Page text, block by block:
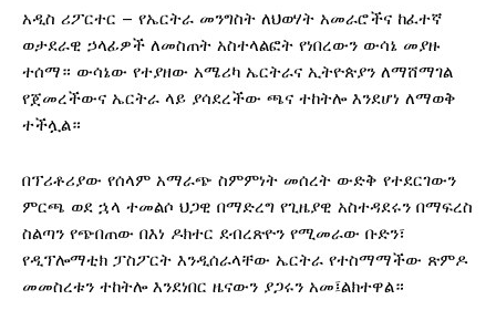
አዲስ ሪፖርተር – የኤርትራ መንግስት ለህወሃት አመራሮችና ከፈተኛ
ወታደራዊ ኃላፊዎች ለመስጠት አስተላልፎት የነበረውን ውሳኔ መያዙ
ተሰማ። ውሳኔው የተያዘው አሜሪካ ኤርትራና ኢትዮጵያን ለማሸማገል
የጀመረችውና ኤርትራ ላይ ያሳደረችው ጫና ተከትሎ እንደሆነ ለማወቅ
ተችሏል።
በፕሪቶሪያው የሰላም አማራጭ ስምምነት መሰረት ውድቅ የተደርገውን
ምርጫ ወደ ኋላ ተመልሶ ህጋዊ በማድረግ የጊዜያዊ አስተዳደሩን በማፍረስ
ስልጣን የጭበጠው በእነ ዶክተር ደብረጽዮን የሚመራው ቡድን፣
የዲፕሎማቲክ ፓስፖርት እንዲሰራላቸው ኤርትራ የተስማማችው ጽምዶ
መመስረቱን ተከትሎ እንደነበር ዜናውን ያጋሩን አመ፤ልክተዋል።